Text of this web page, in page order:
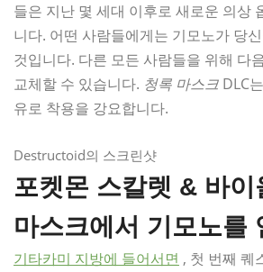
들은 지난 몇 세대 이후로 새로운 의상
니다. 어떤 사람들에게는 기모노가 당
것입니다. 다른 모든 사람들을 위해 다
교체할 수 있습니다. 청록 마스크 DLC
유로 착용을 강요합니다.
Destructoid의 스크린샷
포켓몬 스칼렛 & 바이
마스크에서 기모노를
기타카미 지방에 들어서면 , 첫 번째 퀘